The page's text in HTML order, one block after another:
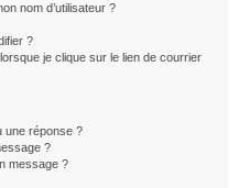
nom d’utilisateur ?
?
je clique sur le lien de courrier
une réponse ?
?
message ?